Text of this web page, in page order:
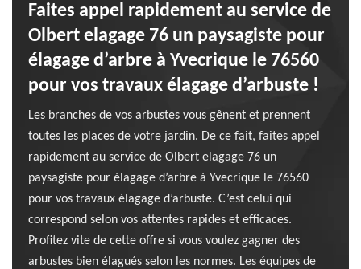
Faites appel rapidement au service de
Olbert elagage 76 un paysagiste pour
élagage d’arbre à Yvecrique le 76560
pour vos travaux élagage d’arbuste !
Les branches de vos arbustes vous gênent et prennent
toutes les places de votre jardin. De ce fait, faites appel
rapidement au service de Olbert elagage 76 un
paysagiste pour élagage d’arbre à Yvecrique le 76560
pour vos travaux élagage d’arbuste. C’est celui qui
correspond selon vos attentes rapides et efficaces.
Profitez vite de cette offre si vous voulez gagner des
arbustes bien élagués selon les normes. Les équipes de